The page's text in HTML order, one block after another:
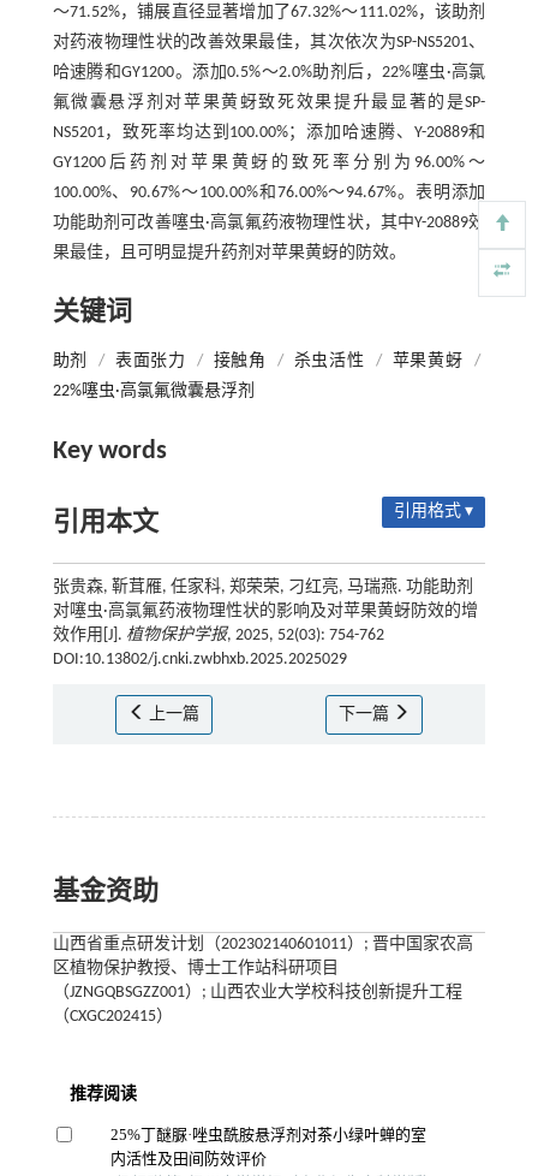
～71.52%，铺展直径显著增加了67.32%～111.02%，该助剂
对药液物理性状的改善效果最佳，其次依次为SP-NS5201、
哈速腾和GY1200。添加0.5%～2.0%助剂后，22%噻虫·高氯
氟微囊悬浮剂对苹果黄蚜致死效果提升最显著的是SP-
NS5201，致死率均达到100.00%；添加哈速腾、Y-20889和
GY1200后药剂对苹果黄蚜的致死率分别为96.00%～
100.00%、90.67%～100.00%和76.00%～94.67%。表明添加
功能助剂可改善噻虫·高氯氟药液物理性状，其中Y-20889效
果最佳，且可明显提升药剂对苹果黄蚜的防效。
关键词
助剂 / 表面张力 / 接触角 / 杀虫活性 / 苹果黄蚜
/
22%噻虫·高氯氟微囊悬浮剂
Key words
引用本文 引用格式 ▾
张贵森, 靳茸雁, 任家科, 郑荣荣, 刁红亮, 马瑞燕. 功能助剂
对噻虫·高氯氟药液物理性状的影响及对苹果黄蚜防效的增
效作用[J]. 植物保护学报, 2025, 52(03): 754-762
DOI:10.13802/j.cnki.zwbhxb.2025.2025029
上一篇 下一篇
基金资助
山西省重点研发计划（202302140601011）; 晋中国家农高
区植物保护教授、博士工作站科研项目
（JZNGQBSGZZ001）; 山西农业大学校科技创新提升工程
（CXGC202415）